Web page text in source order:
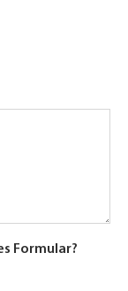
Formular?